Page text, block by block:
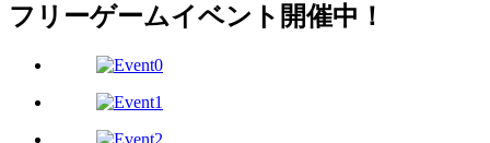
フリーゲームイベント開催中！